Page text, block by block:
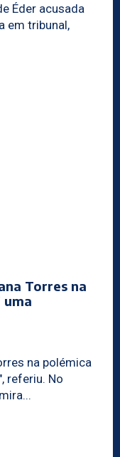
Éder acusada
em tribunal,
Torres na
uma
na polémica
No